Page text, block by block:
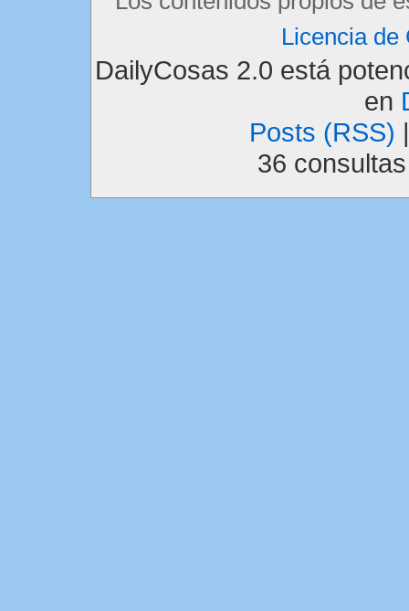
Licencia de
DailyCosas 2.0 está
en
Posts (RSS)
36